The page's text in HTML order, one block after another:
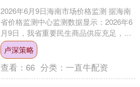
2026年6月9日海南市场价格监测 据海南
省价格监测中心监测数据显示：2026年6
月9日，我省重要民生商品供应充足，价
格总体平稳。 一、重要民生商品价格环
比分析....
卢深策略
查看：66 分类： 一直牛配资